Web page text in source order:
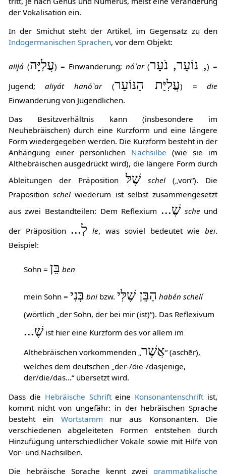
der Vokalisation ein.
In der Smichut steht der Artikel, im Gegensatz zu den
Indogermanischen Sprachen, vor dem Objekt:
alijá(עֲלִיָּה) = Einwanderung; nó`ar(, נוֹעַר, נֹעַר) =
Jugend;aliyát hanó`ar(עֲלִיַּת הַנּוֹעַר) =die
Einwanderung von Jugendlichen.
Das Besitzverhältnis kann (insbesondere im
Neuhebräischen) durch eine Kurzform und eine längere
Form wiedergegeben werden. Die Kurzform besteht in der
Anhängung einer persönlichen Nachsilbe (wie sie im
Althebräischen ausgedrückt wird), die längere Form durch
Ableitungen der Präposition שֶׁלּ schel („von“). Die
Präpositionschel wiederum ist selbst zusammengesetzt
aus zwei Bestandteilen: Dem Reflexium שֶׁ... sche und
der Präposition לְ... le, was soviel bedeutet wiebei.
Beispiel:
Sohn = בֵּן ben
mein Sohn = בְּנִי bnibzw. הַבֵּן שֶׁלִּי habén schelí
(wörtlich „der Sohn, der bei mir (ist)“). Das Reflexivum
שֶׁ...ist hier eine Kurzform des vor allem im
Althebräischen vorkommenden „אֲשֶׁר“ (aschēr),
welches dem deutschen „der-/die-/dasjenige,
der/die/das...“ übersetzt wird.
Dass die Hebräische Schrifteine Konsonantenschrift ist,
kommt nicht von ungefähr: in der hebräischen Sprache
besteht ein Wortstamm nur aus Konsonanten. Die
verschiedenen abgeleiteten Formen entstehen durch
Hinzufügung unterschiedlicher Vokale sowie mit Hilfe von
Vor- und Nachsilben.
Die hebräische Sprache kennt zwei grammatikalische